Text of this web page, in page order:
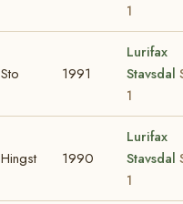
1
Sto 1991
Lurifax
Stavsdal
1
Hingst 1990
Lurifax
Stavsdal
1